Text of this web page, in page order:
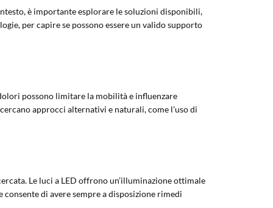
è importante esplorare le soluzioni disponibili,
per capire se possono essere un valido supporto
possono limitare la mobilità e influenzare
approcci alternativi e naturali, come l’uso di
Le luci a LED offrono un’illuminazione ottimale
di avere sempre a disposizione rimedi